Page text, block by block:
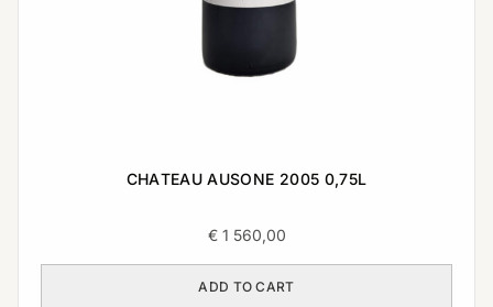
CHATEAU AUSONE 2005 0,75L
€1 560,00
ADD TO CART